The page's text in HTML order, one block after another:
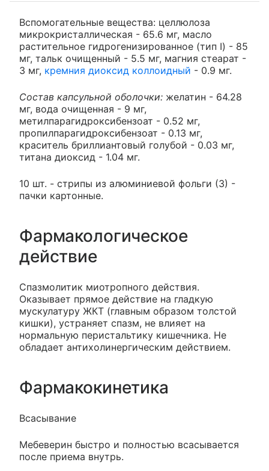
Вспомогательные вещества: целлюлоза
микрокристаллическая - 65.6 мг, масло
растительное гидрогенизированное (тип I) - 85
мг, тальк очищенный - 5.5 мг, магния стеарат -
3 мг, кремния диоксид коллоидный - 0.9 мг.
Состав капсульной оболочки: желатин - 64.28
мг, вода очищенная - 9 мг,
метилпарагидроксибензоат - 0.52 мг,
пропилпарагидроксибензоат - 0.13 мг,
краситель бриллиантовый голубой - 0.03 мг,
титана диоксид - 1.04 мг.
10 шт. - стрипы из алюминиевой фольги (3) -
пачки картонные.
Фармакологическое
действие
Спазмолитик миотропного действия.
Оказывает прямое действие на гладкую
мускулатуру ЖКТ (главным образом толстой
кишки), устраняет спазм, не влияет на
нормальную перистальтику кишечника. Не
обладает антихолинергическим действием.
Фармакокинетика
Всасывание
Мебеверин быстро и полностью всасывается
после приема внутрь.